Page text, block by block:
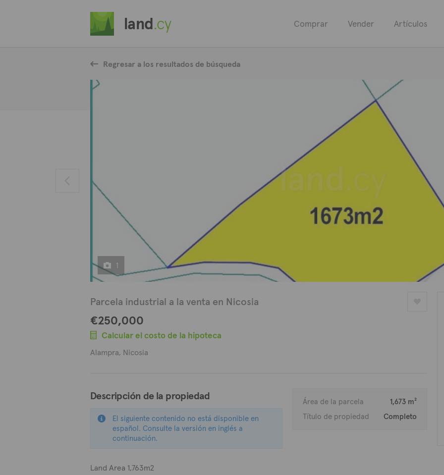
land.cy Comprar Vender Artículos
Regresar a los resultados de búsqueda
1
Parcela industrial a la venta en Nicosia
€250,000
Calcular el costo de la hipoteca
Alampra, Nicosia
Descripción de la propiedad
El siguiente contenido no está disponible en
español. Consulte la versión en inglés a
continuación.
Land Area 1,763m2
Área de la parcela
1,673 m²
Título de propiedad
Completo